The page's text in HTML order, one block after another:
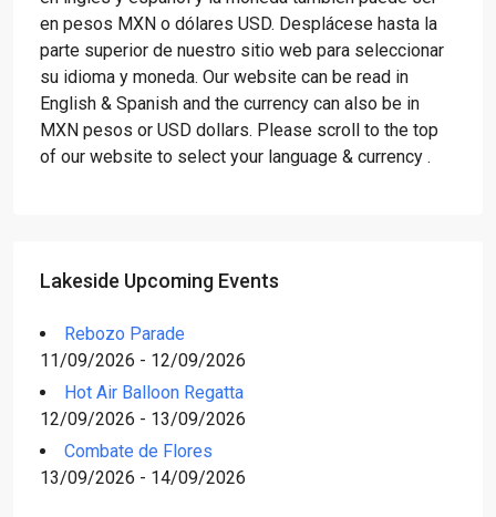
en pesos MXN o dólares USD. Desplácese hasta la
parte superior de nuestro sitio web para seleccionar
su idioma y moneda. Our website can be read in
English & Spanish and the currency can also be in
MXN pesos or USD dollars. Please scroll to the top
of our website to select your language & currency .
Lakeside Upcoming Events
Rebozo Parade
11/09/2026 - 12/09/2026
Hot Air Balloon Regatta
12/09/2026 - 13/09/2026
Combate de Flores
13/09/2026 - 14/09/2026